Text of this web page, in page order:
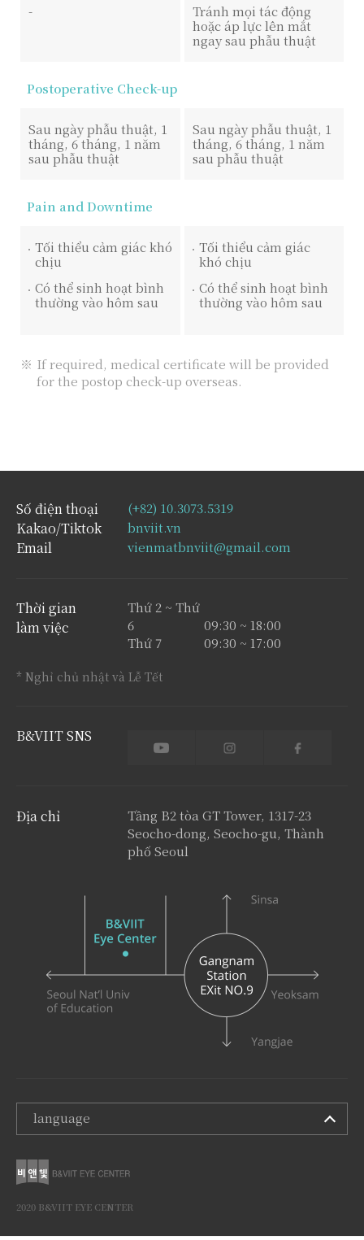
-
Tránh mọi tác động
hoặc áp lực lên mắt
ngay sau phẫu thuật
Postoperative Check-up
Sau ngày phẫu thuật, 1
tháng, 6 tháng, 1 năm
sau phẫu thuật
Sau ngày phẫu thuật, 1
tháng, 6 tháng, 1 năm
sau phẫu thuật
Pain and Downtime
Tối thiểu cảm giác khó
chịu
Có thể sinh hoạt bình
thường vào hôm sau
Tối thiểu cảm giác
khó chịu
Có thể sinh hoạt bình
thường vào hôm sau
If required, medical certificate will be provided
for the postop check-up overseas.
Số điện thoại (+82) 10.3073.5319
Kakao/Tiktok bnviit.vn
Email vienmatbnviit@gmail.com
Thời gian
làm việc
Thứ 2 ~ Thứ
6
09:30 ~ 18:00
Thứ 7
09:30 ~ 17:00
* Nghỉ chủ nhật và Lễ Tết
B&VIIT SNS
Địa chỉ
Tầng B2 tòa GT Tower, 1317-23
Seocho-dong, Seocho-gu, Thành
phố Seoul
language
2020 B&VIIT EYE CENTER